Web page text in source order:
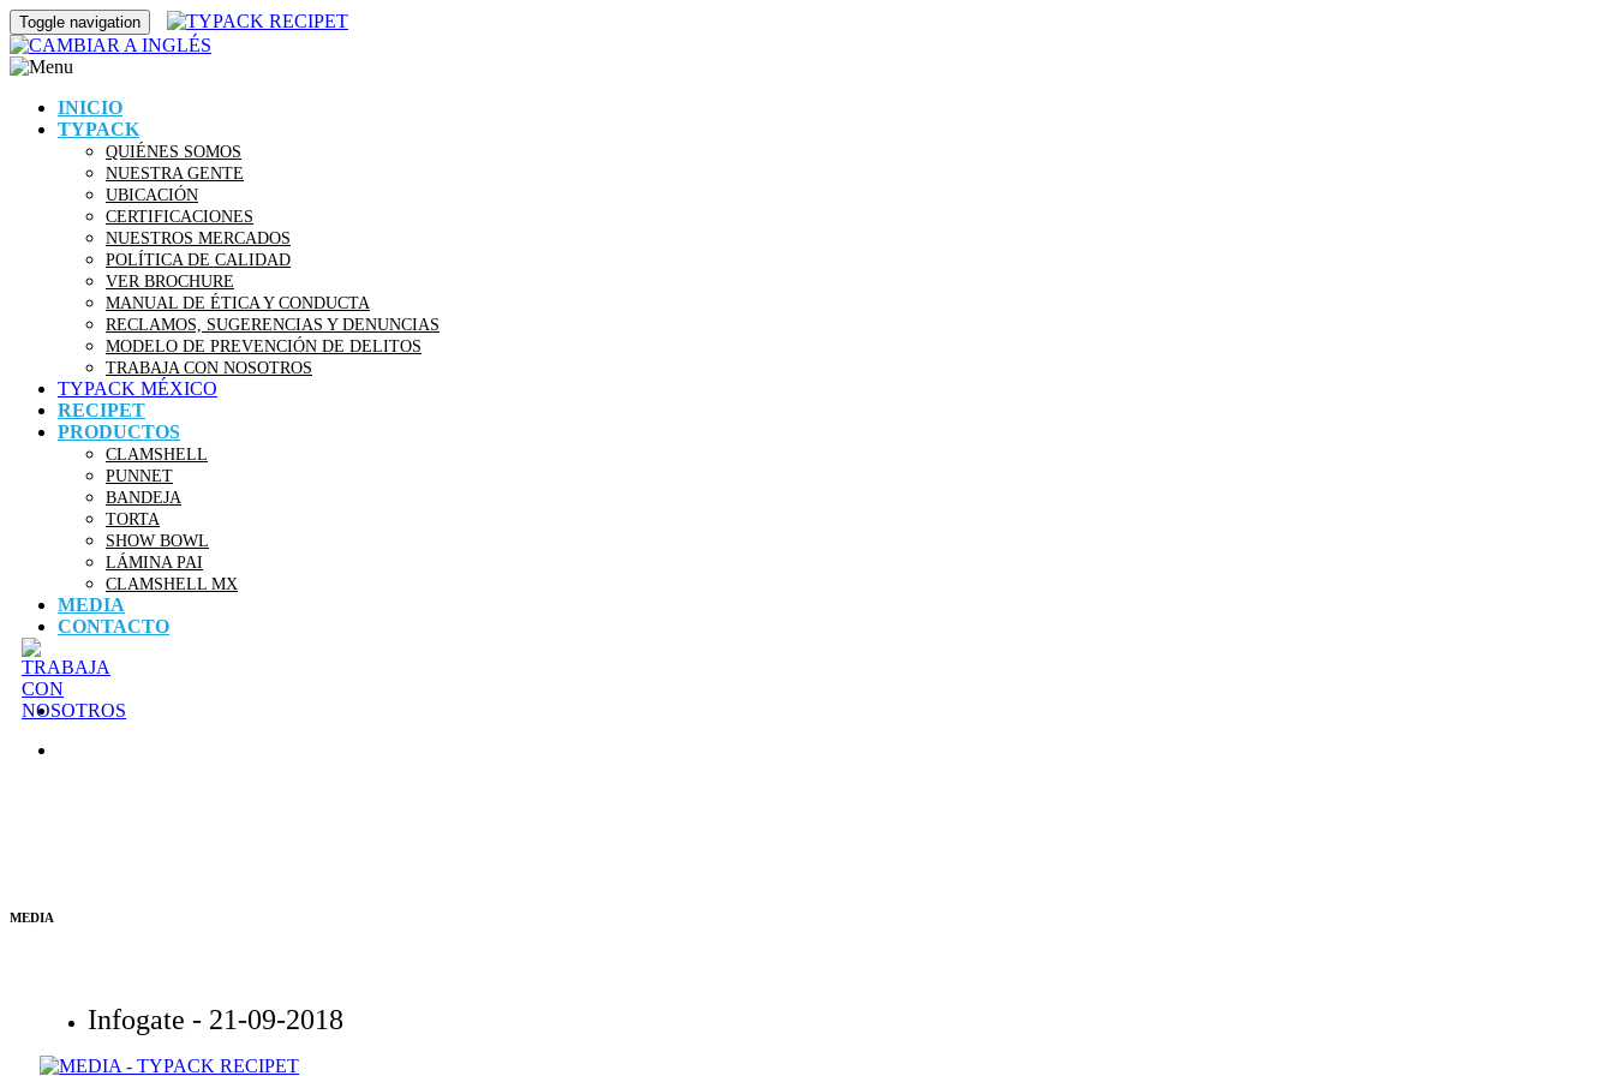
Toggle navigation
INICIO
TYPACK
QUIÉNES SOMOS
NUESTRA GENTE
UBICACIÓN
CERTIFICACIONES
NUESTROS MERCADOS
POLÍTICA DE CALIDAD
VER BROCHURE
MANUAL DE ÉTICA Y CONDUCTA
RECLAMOS, SUGERENCIAS Y DENUNCIAS
MODELO DE PREVENCIÓN DE DELITOS
TRABAJA CON NOSOTROS
TYPACK MÉXICO
RECIPET
PRODUCTOS
CLAMSHELL
PUNNET
BANDEJA
TORTA
SHOW BOWL
LÁMINA PAI
CLAMSHELL MX
MEDIA
CONTACTO
MEDIA
Infogate - 21-09-2018